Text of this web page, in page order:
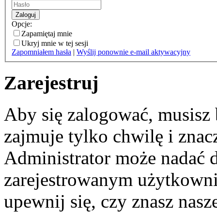
Zaloguj
Opcje:
Zapamiętaj mnie
Ukryj mnie w tej sesji
Zapomniałem hasła | Wyślij ponownie e-mail aktywacyjny
Zarejestruj
Aby się zalogować,
zajmuje tylko chwilę i
Administrator może nadać
zarejestrowanym
upewnij się, czy znasz